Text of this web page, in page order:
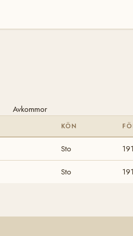
Avkommor
KÖN
Sto
Sto